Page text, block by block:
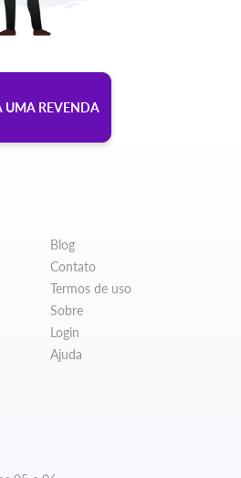
UMA REVENDA
Blog
Contato
Termos de uso
Sobre
Login
Ajuda